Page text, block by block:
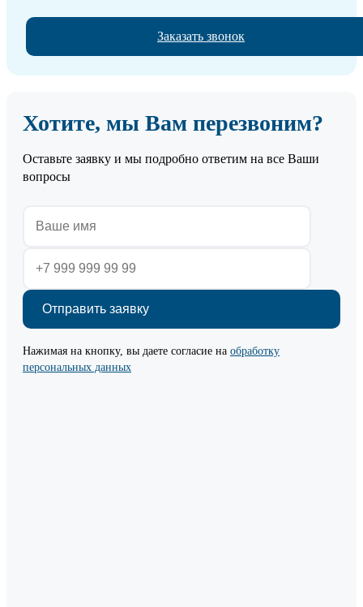
Заказать звонок
Хотите, мы Вам перезвоним?
Оставьте заявку и мы подробно ответим на все Ваши
вопросы
Нажимая на кнопку, вы даете согласие на обработку
персональных данных